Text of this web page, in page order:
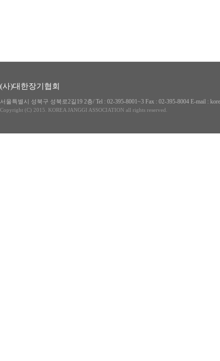
(사)대한장기협회
서울특별시 성북구 성북로2길19 2층/ Tel : 02-395-8001~3 Fax : 02-395-8004 E-mail :
Copyright (C) 2015. KOREA JANGGI ASSOCIATION all rights reserved.